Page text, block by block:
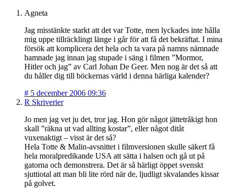
Agneta
Jag misstänkte starkt att det var Totte, men lyckades inte hålla
mig uppe tillräcklingt länge i går för att få det bekräftat. I mina
försök att komplicera det hela och ta vara på namns nämnade
hamnade jag innan jag stupade i säng i filmen ”Mormor,
Hitler och jag” av Carl Johan De Geer. Men nog är det så att
du håller dig till böckernas värld i denna härliga kalender?
# 5 december 2006 09:36
R Skriverier
Jo men jag vet ju det, tror jag. Hon gör något jättetråkigt hon
skall ”räkna ut vad allting kostar”, eller något ditåt
vuxenaktigt – visst är det så?
Hela Totte & Malin-avsnittet i filmversionen skulle säkert få
hela moralpredikande USA att sätta i halsen och gå ut på
gatorna och demonstrera. Det är så härligt öppet svenskt
sjuttiotal att man bli lite rörd när de, ljudligt skvalandes kissar
på golvet.